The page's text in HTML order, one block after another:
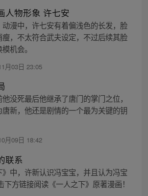
人物形象 许七安
漫中，许七安有着偏浅色的长发，脸
，不太符合武夫设定，不过后续其脸
机会。
月03日 23:05
没死最后他继承了唐门的掌门之位，
新，他还是剧情的一个最为关键的钥
月09日 18:42
联系
中，许新认识冯宝宝，并且认为冯宝
下方链接阅读《一人之下》原著漫画！